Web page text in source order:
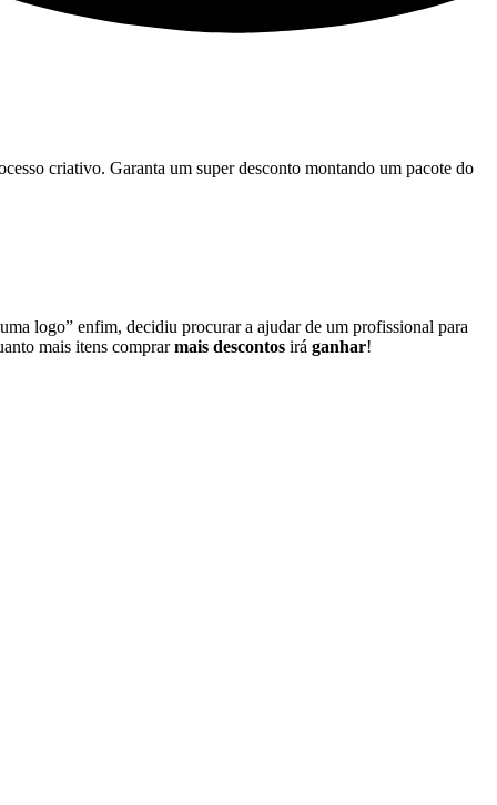
criativo. Garanta um super desconto montando um pacote do
logo” enfim, decidiu procurar a ajudar de um profissional para
mais itens comprarmais descontos irá ganhar!